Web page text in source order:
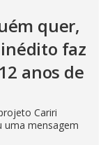
quer,
faz
anos de
Cariri
uma mensagem